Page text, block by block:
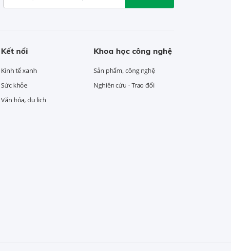
Kết nối
Kinh tế xanh
Sức khỏe
Văn hóa, du lịch
Khoa học công nghệ
Sản phẩm, công nghệ
Nghiên cứu - Trao đổi